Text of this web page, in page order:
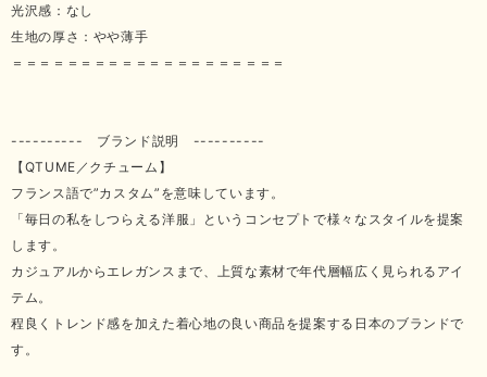
光沢感：なし
生地の厚さ：やや薄手
＝＝＝＝＝＝＝＝＝＝＝＝＝＝＝＝＝＝＝＝
---------- ブランド説明 ----------
【QTUME／クチューム】
フランス語で”カスタム”を意味しています。
「毎日の私をしつらえる洋服」というコンセプトで様々なスタイルを提案
します。
カジュアルからエレガンスまで、上質な素材で年代層幅広く見られるアイ
テム。
程良くトレンド感を加えた着心地の良い商品を提案する日本のブランドで
す。